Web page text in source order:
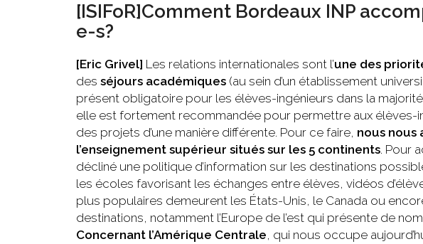
[ISIFoR]Comment Bordeaux INP
e-s?
[Eric Grivel] Les relations internationales sont l’une des
des séjours académiques (au sein d’un établissement
présent obligatoire pour les élèves-ingénieurs dans la
elle est fortement recommandée pour permettre aux élèves-
des projets d’une manière différente. Pour ce faire, nous nous
l’enseignement supérieur situés sur les 5 continents. Pour
décliné une politique d’information sur les destinations
les écoles favorisant les échanges entre élèves, vidéos
plus populaires demeurent les États-Unis, le Canada ou
destinations, notamment l’Europe de l’est qui présente de
Concernant l’Amérique Centrale, qui nous occupe